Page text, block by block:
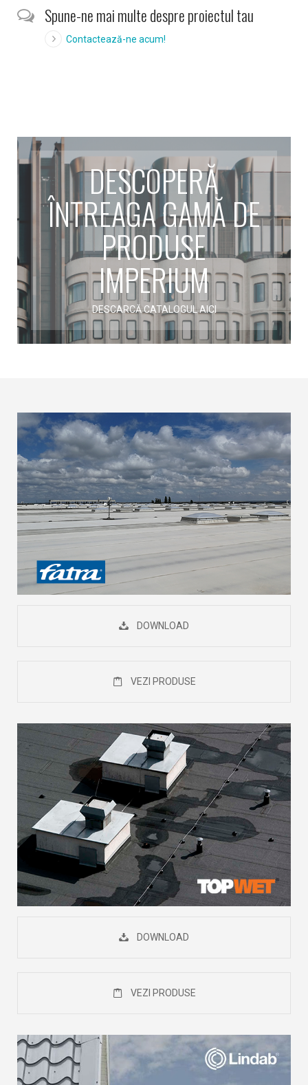
Spune-ne mai multe despre proiectul tau
Contactează-ne acum!
DESCOPERĂ
ÎNTREAGA GAMĂ DE
PRODUSE
IMPERIUM
DESCARCĂ CATALOGUL AICI
DOWNLOAD
VEZI PRODUSE
DOWNLOAD
VEZI PRODUSE